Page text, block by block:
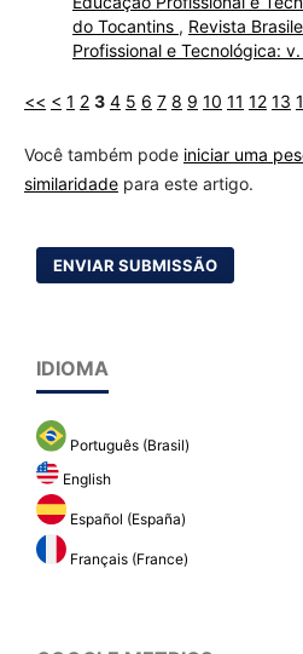
do Tocantins , Revista
Profissional e Tecnológica:
<< < 1 2 3 4 5 6 7 8 9 10 11 12 13
Você também pode iniciar uma
similaridadepara este artigo.
ENVIAR SUBMISSÃO
IDIOMA
Português (Brasil)
English
Español (España)
Français (France)